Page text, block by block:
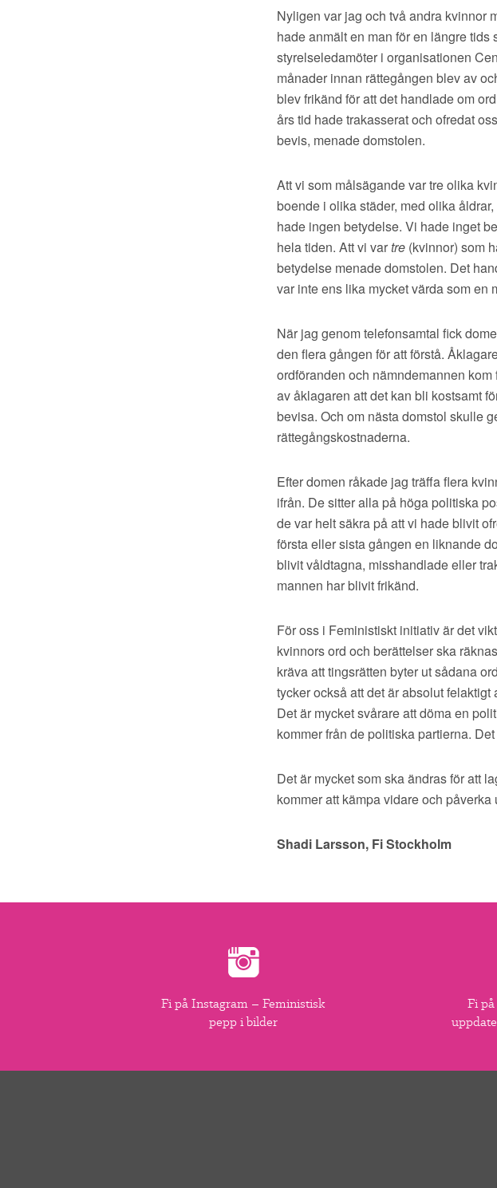
Nyligen var jag och två andra kvinnor
hade anmält en man för en längre
styrelseledamöter i organisationen
månader innan rättegången blev av
blev frikänd för att det handlade om
års tid hade trakasserat och ofredat
bevis, menade domstolen.
Att vi som målsägande var tre olika
boende i olika städer, med olika
hade ingen betydelse. Vi hade inget
hela tiden. Att vi vartre (kvinnor) som
betydelse menade domstolen. Det
var inte ens lika mycket värda som en
När jag genom telefonsamtal fick
den flera gången för att förstå.
ordföranden och nämndemannen
av åklagaren att det kan bli kostsamt
bevisa. Och om nästa domstol skulle
rättegångskostnaderna.
Efter domen råkade jag träffa flera
ifrån. De sitter alla på höga politiska
de var helt säkra på att vi hade blivit
första eller sista gången en liknande
blivit våldtagna, misshandlade eller
mannen har blivit frikänd.
För oss i Feministiskt initiativ är det
kvinnors ord och berättelser ska
kräva att tingsrätten byter ut sådana
tycker också att det är absolut
Det är mycket svårare att döma en
kommer från de politiska partierna.
Det är mycket som ska ändras för att
kommer att kämpa vidare och påverka
Shadi Larsson, Fi Stockholm
Fi på Instagram – Feministisk
pepp i bilder
Fi